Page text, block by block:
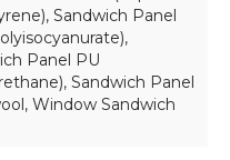
, Sandwich Panel
,
Panel PU
, Sandwich Panel
, Window Sandwich